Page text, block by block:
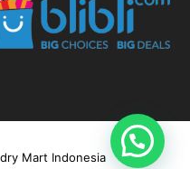
Mart Indonesia